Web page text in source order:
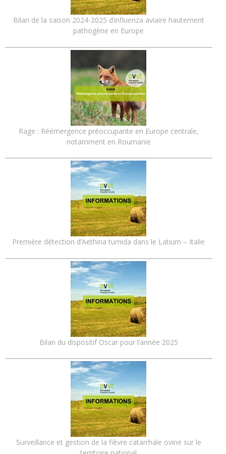
Bilan de la saison 2024-2025 d’influenza aviaire hautement
pathogène en Europe
Rage : Réémergence préoccupante en Europe centrale,
notamment en Roumanie
Première détection d’Aethina tumida dans le Latium – Italie
Bilan du dispositif Oscar pour l’année 2025
Surveillance et gestion de la fièvre catarrhale ovine sur le